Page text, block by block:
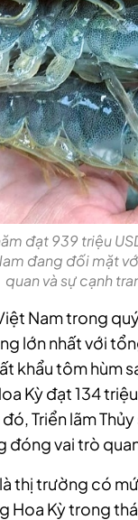
đạt 939 triệu
đang đối mặt
quan và sự cạnh
Nam trong
lớn nhất với
khẩu tôm hùm
Kỳ đạt 134
Triển lãm
đóng vai trò
thị trường có
Hoa Kỳ trong